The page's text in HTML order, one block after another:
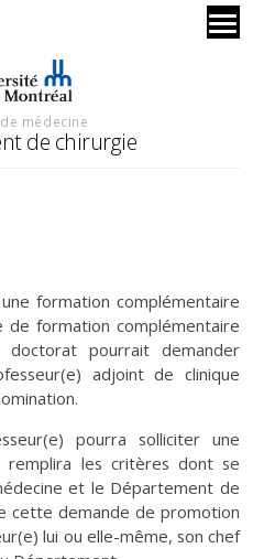
médecine
de chirurgie
formation complémentaire
de formation complémentaire
pourrait demander
adjoint de clinique
pourra solliciter une
remplira les critères dont se
et le Département de
cette demande de promotion
lui ou elle-même, son chef